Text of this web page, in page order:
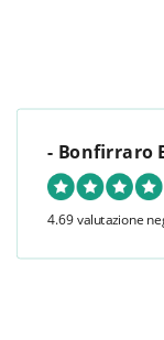
- Bonfirraro
4.69 valutazione